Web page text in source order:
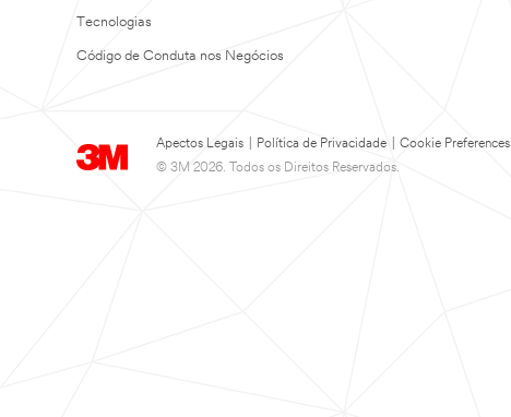
Tecnologias
Código de Conduta nos Negócios
Apectos Legais Política de Privacidade Cookie Preferences
© 3M 2026. Todos os Direitos Reservados.